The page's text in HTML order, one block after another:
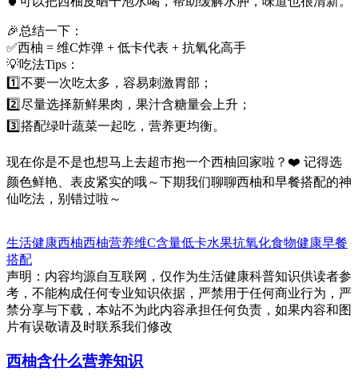
🎉总结一下：
✅西柚 = 维C炸弹 + 低卡代表 + 抗氧化高手
💡吃法Tips：
1️⃣不要一次吃太多，容易刺激胃部；
2️⃣尽量选择新鲜果肉，果汁含糖量会上升；
3️⃣搭配绿叶蔬菜一起吃，营养更均衡。
现在你是不是也想马上去超市抱一个西柚回家啦？❤️ 记得选
颜色鲜艳、表皮紧实的哦～下期我们聊聊西柚和早餐搭配的神
仙吃法，别错过啦～
生活健康西柚西柚营养维C含量低卡水果抗氧化食物健康早餐
搭配
声明：内容均源自互联网，仅作为生活健康科普知识供读者参
考，不能构成任何专业知识依据，严禁用于任何商业行为，严
禁分享与下载，本站不为此内容承担任何负责，如果内容和图
片有误敬请及时联系我们修改
西柚含什么营养知识